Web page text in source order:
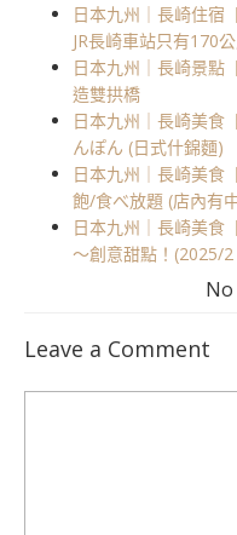
日本九州｜長崎住宿
JR長崎車站只有170公
日本九州｜長崎景點
造雙拱橋
日本九州｜長崎美食
んぽん (日式什錦麵)
日本九州｜長崎美食
飽/食べ放題 (店內有
日本九州｜長崎美食
～創意甜點！(2025/2
Leave a Comment